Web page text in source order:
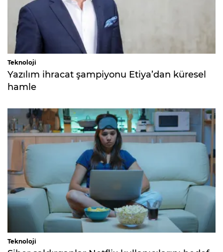
Teknoloji
Yazılım ihracat şampiyonu Etiya’dan küresel
hamle
Teknoloji